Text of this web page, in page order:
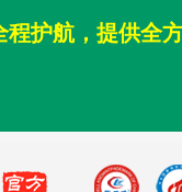
护航，提供全